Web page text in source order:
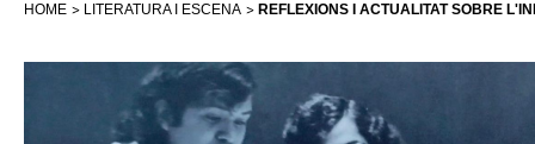
HOME LITERATURA I ESCENA REFLEXIONS I ACTUALITAT SOBRE